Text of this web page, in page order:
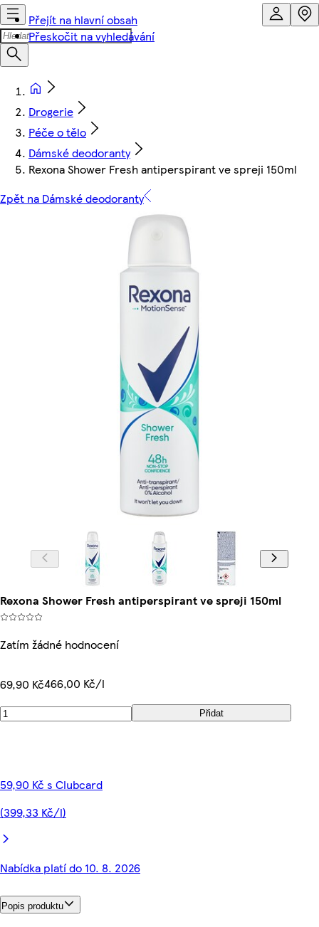
Přejít na hlavní obsah
Přeskočit na vyhledávání
Drogerie
Péče o tělo
Dámské deodoranty
Rexona Shower Fresh antiperspirant ve spreji 150ml
Zpět na Dámské deodoranty
Rexona Shower Fresh antiperspirant ve spreji 150ml
Zatím žádné hodnocení
69,90 Kč466,00 Kč/l
Přidat
59,90 Kč s Clubcard
(399,33 Kč/l)
Nabídka platí do 10. 8. 2026
Popis produktu